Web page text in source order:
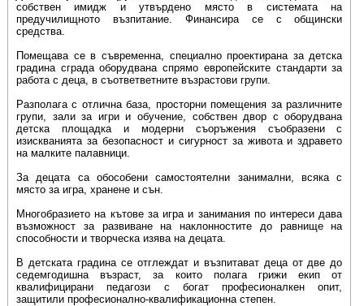
собствен имидж и утвърдено място в системата на
предучилищното възпитание. Финансира се с общински
средства.
Помещава се в съвременна, специално проектирана за детска
градина сграда оборудвана спрямо европейските стандарти за
работа с деца, в съответветните възрастови групи.
Разполага с отлична база, просторни помещения за различните
групи, зали за игри и обучение, собствен двор с оборудвана
детска площадка и модерни съоръжения съобразени с
изискванията за безопасност и сигурност за живота и здравето
на малките палавници.
За децата са обособени самостоятелни занимални, всяка с
място за игра, хранене и сън.
Многобразието на кътове за игра и занимания по интереси дава
възможност за развиване на наклонностите до равнище на
способности и творческа изява на децата.
В детската градина се отглеждат и възпитават деца от две до
седемгодишна възраст, за които полага грижи екип от
квалифицирани педагози с богат професионалкен опит,
защитили професионално-квалификационна степен.